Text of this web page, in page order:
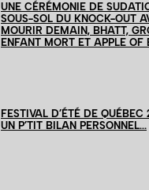
UNE CÉRÉMONIE DE
SOUS-SOL DU KNOCK-OUT
MOURIR DEMAIN, BHATT,
ENFANT MORT ET APPLE OF
FESTIVAL D’ÉTÉ DE QUÉBEC
UN P’TIT BILAN PERSONNEL…